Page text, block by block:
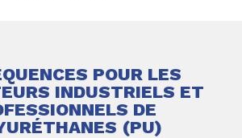
POUR LES
INDUSTRIELS ET
DE
(PU)